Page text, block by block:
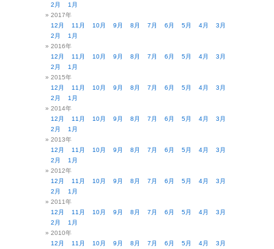
2月
1月
2017年
12月
11月 10月 9月 8月 7月 6月 5月 4月
3月
2月
1月
2016年
12月
11月 10月 9月 8月 7月 6月 5月 4月
3月
2月
1月
2015年
12月
11月 10月 9月 8月 7月 6月 5月 4月
3月
2月
1月
2014年
12月
11月 10月 9月 8月 7月 6月 5月 4月
3月
2月
1月
2013年
12月
11月 10月 9月 8月 7月 6月 5月 4月
3月
2月
1月
2012年
12月
11月 10月 9月 8月 7月 6月 5月 4月
3月
2月
1月
2011年
12月
11月 10月 9月 8月 7月 6月 5月 4月
3月
2月
1月
2010年
12月
11月 10月 9月 8月 7月 6月 5月 4月
3月